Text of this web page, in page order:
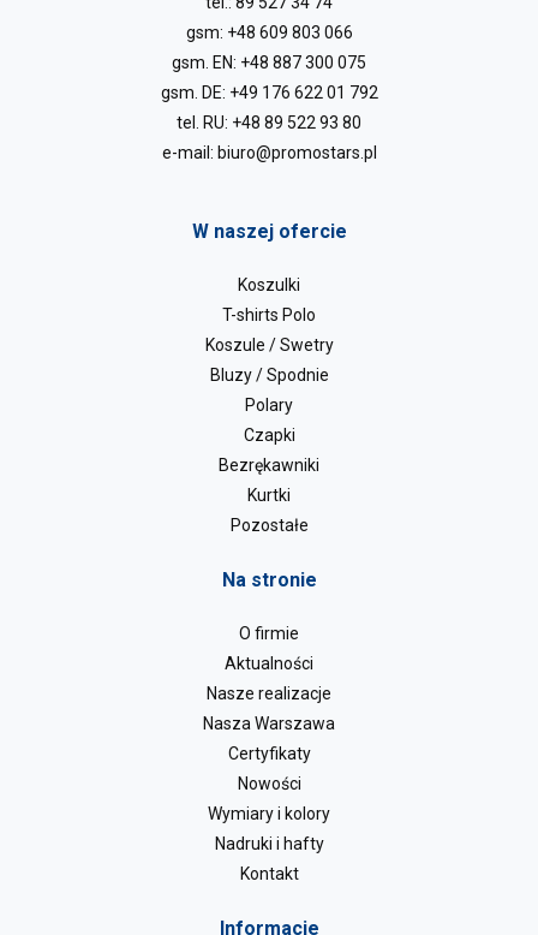
gsm: +48 609 803 066
gsm. EN: +48 887 300 075
gsm. DE: +49 176 622 01 792
tel. RU: +48 89 522 93 80
e-mail: biuro@promostars.pl
W naszej ofercie
Koszulki
T-shirts Polo
Koszule / Swetry
Bluzy / Spodnie
Polary
Czapki
Bezrękawniki
Kurtki
Pozostałe
Na stronie
O firmie
Aktualności
Nasze realizacje
Nasza Warszawa
Certyfikaty
Nowości
Wymiary i kolory
Nadruki i hafty
Kontakt
Informacje